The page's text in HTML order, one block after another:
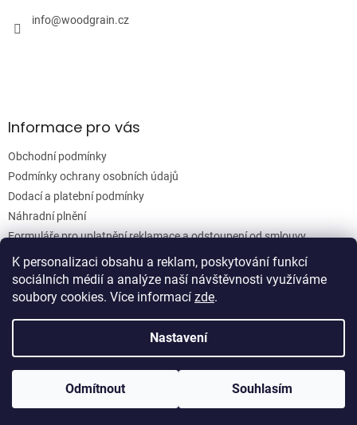
K personalizaci obsahu a reklam, poskytování funkcí
sociálních médií a analýze naší návštěvnosti využíváme
soubory cookies. Více informací zde.
Nastavení
Odmítnout Souhlasím
info@woodgrain.cz
Informace pro vás
Obchodní podmínky
Podmínky ochrany osobních údajů
Dodací a platební podmínky
Náhradní plnění
Formuláře pro uplatnění reklamace a odstoupení od smlouvy
Moje objednávka
Woodgrain s.r.o.
Upravit nastavení cookies